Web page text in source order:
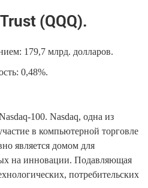
(QQQ).
179,7 млрд. долларов.
0,48%.
100. Nasdaq, одна из
в компьютерной торговле
является домом для
на инновации. Подавляющая
потребительских